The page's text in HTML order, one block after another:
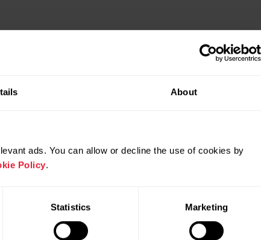
About
ads. You can allow or decline the use of cookies by
Policy.
Statistics Marketing
andmete edastamist väljapoole ELi/EMPd?
asub?
Perfect Forward Secrecy protokolli?
nähtav teistele seadmetele“ lubatud?